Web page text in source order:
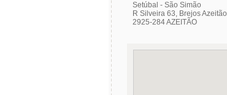
Setúbal - São Simão
R Silveira 63, Brejos Azeitão
2925-284 AZEITÃO